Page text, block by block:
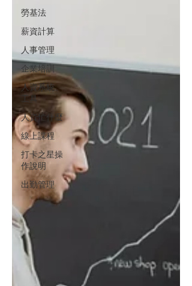
勞基法
薪資計算
人事管理
企業培訓
人資系統、
工具
人資忙什麼
線上課程
打卡之星操
作說明
出勤管理